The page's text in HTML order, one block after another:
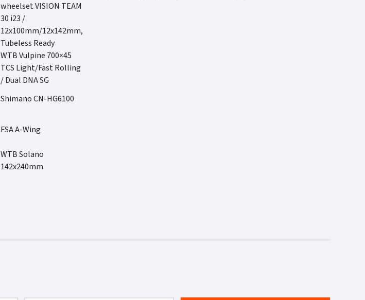
wheelset VISION TEAM
30 i23 /
12x100mm/12x142mm,
Tubeless Ready
WTB Vulpine 700×45
TCS Light/Fast Rolling
/ Dual DNA SG
Shimano CN-HG6100
FSA A-Wing
WTB Solano
142x240mm